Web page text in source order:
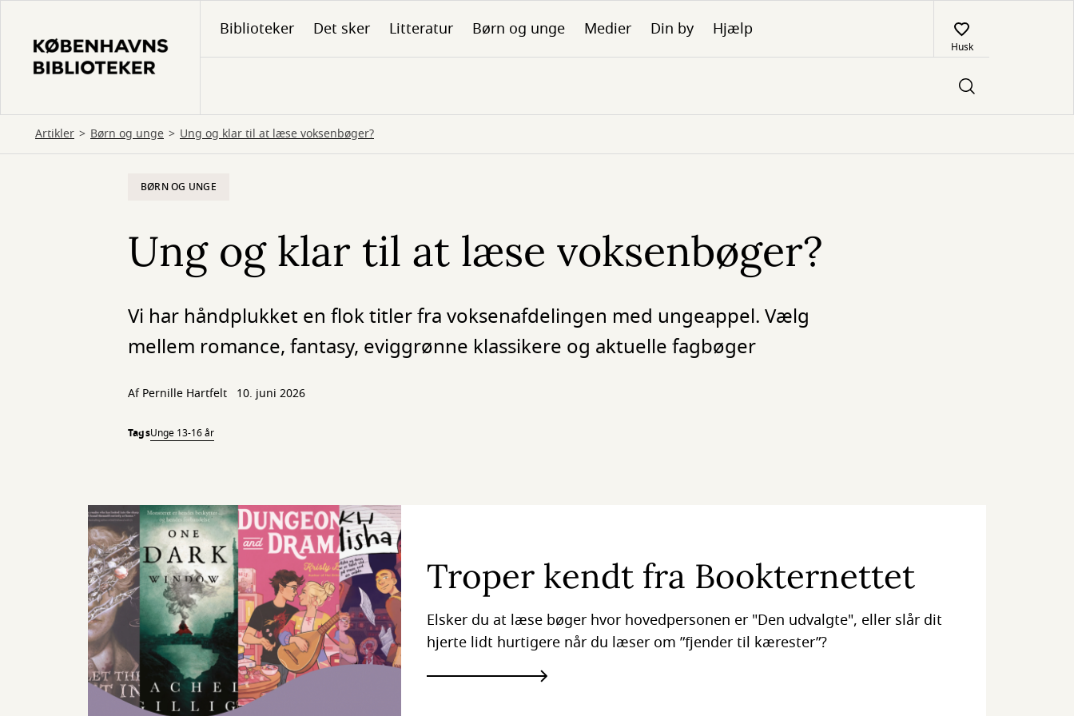
hovedindhold
Biblioteker Det sker Litteratur Børn og unge Medier Din by Hjælp
Husk
Artikler Børn og unge Ung og klar til at læse voksenbøger?
BØRN OG UNGE
Ung og klar til at læse voksenbøger?
Vi har håndplukket en flok titler fra voksenafdelingen med ungeappel. Vælg
mellem romance, fantasy, eviggrønne klassikere og aktuelle fagbøger
AfPernille Hartfelt 10. juni 2026
TagsUnge 13-16 år
Troper kendt fra Bookternettet
Elsker du at læse bøger hvor hovedpersonen er "Den udvalgte", eller slår dit
hjerte lidt hurtigere når du læser om ”fjender til kærester”?